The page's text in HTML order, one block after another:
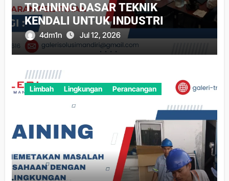
TRAINING DASAR TEKNIK
KENDALI UNTUK INDUSTRI
4dm1n Jul 12, 2026
Limbah Lingkungan Perancangan